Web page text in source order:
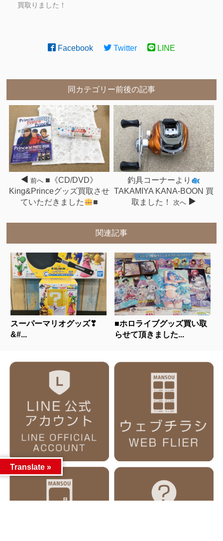
買取りました！
Facebook Twitter LINE
同カテゴリー前後の記事
前へ ■《CD/DVD》
King&Princeグッズ買取させ
ていただきました
■
釣具コーナーより
TAKAMIYA KANA-BOON 買
取ました！
次へ
関連記事
スーパーマリオグッズ❣
&#...
■ホロライブグッズ買い取
らせて頂きました...
Translate »